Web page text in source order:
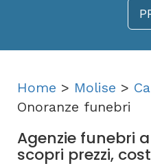
Home > Molise >
Onoranze funebri
Agenzie funebri
scopri prezzi,